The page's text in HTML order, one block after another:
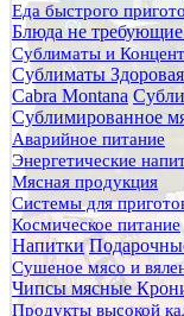
Еда быстрого
Блюда не требующие
Сублиматы и
Сублиматы
Cabra Montana
Сублимированное
Аварийное питание
Энергетические
Мясная продукция
Системы для
Космическое питание
Напитки
Сушеное мясо и
Чипсы мясные
Продукты высокой
Главная
Каталог
Rhino Rescue
Бандажи и